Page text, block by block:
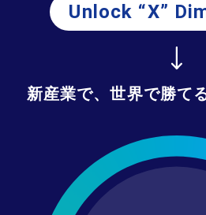
Unlock “X”
新産業で、世界で勝て